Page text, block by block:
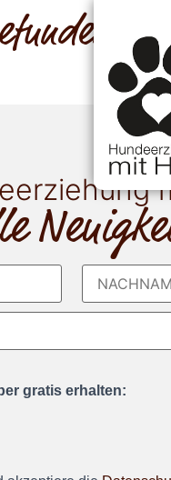
gratis erhalten: